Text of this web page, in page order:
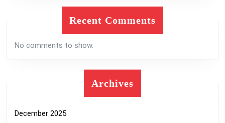
Recent Comments
No comments to show.
Archives
December 2025